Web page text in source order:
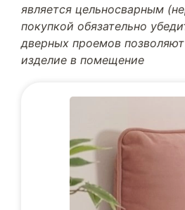
является цельносварным
покупкой обязательно
дверных проемов позволяют
изделие в помещение